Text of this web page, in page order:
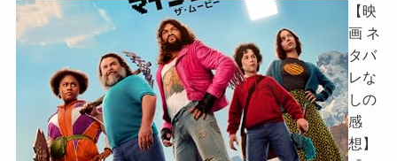
【映
画 ネ
タバ
レな
しの
感
想】